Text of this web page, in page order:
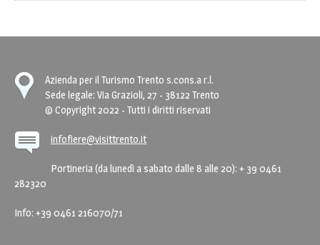
Azienda per il Turismo Trento s.cons.a r.l.
Sede legale: Via Grazioli, 27 - 38122 Trento
© Copyright 2022 - Tutti i diritti riservati
infofiere@visittrento.it
Portineria (da lunedì a sabato dalle 8 alle 20): + 39 0461
282320
Info: +39 0461 216070/71